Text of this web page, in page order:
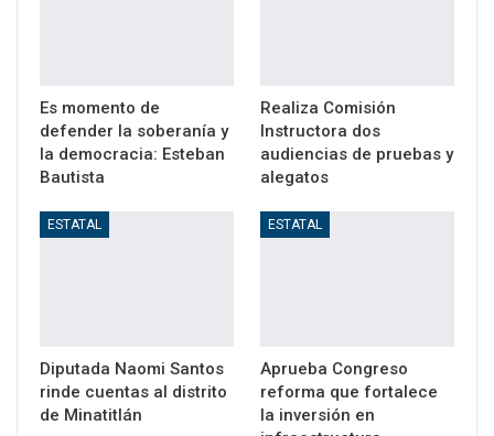
Es momento de
defender la soberanía y
la democracia: Esteban
Bautista
Realiza Comisión
Instructora dos
audiencias de pruebas y
alegatos
ESTATAL
Diputada Naomi Santos
rinde cuentas al distrito
de Minatitlán
ESTATAL
Aprueba Congreso
reforma que fortalece
la inversión en